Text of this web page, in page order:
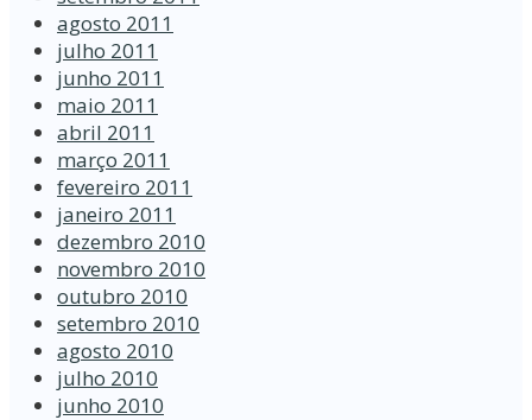
agosto 2011
julho 2011
junho 2011
maio 2011
abril 2011
março 2011
fevereiro 2011
janeiro 2011
dezembro 2010
novembro 2010
outubro 2010
setembro 2010
agosto 2010
julho 2010
junho 2010